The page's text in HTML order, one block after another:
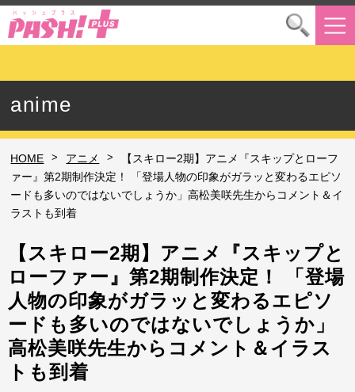
anime
HOME > アニメ >
【スキロー2期】アニメ『スキップとローフ
ァー』第2期制作決定！ 「登場人物の印象がガラッと変わるエピソ
ードも多いのではないでしょうか」高松美咲先生からコメント＆イ
ラストも到着
【スキロー2期】アニメ『スキップと
ローファー』第2期制作決定！ 「登場
人物の印象がガラッと変わるエピソ
ードも多いのではないでしょうか」
高松美咲先生からコメント＆イラス
トも到着